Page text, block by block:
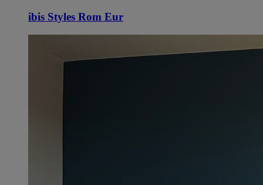
ibis Styles Rom Eur